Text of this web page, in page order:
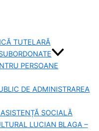
TUTELARĂ
PERSOANE
DE ADMINISTRAREA
SOCIALĂ
LUCIAN BLAGA –